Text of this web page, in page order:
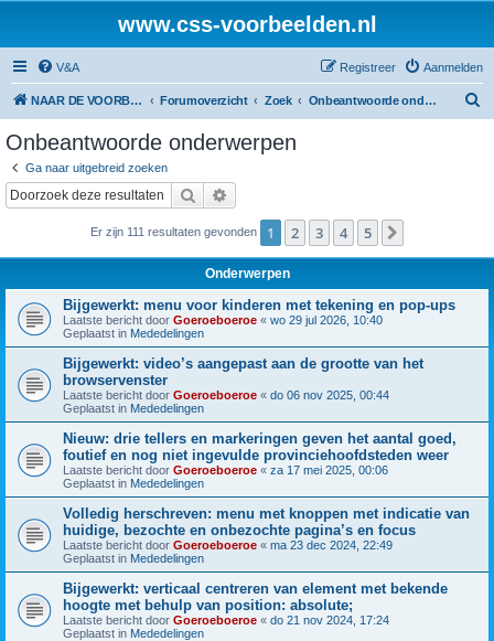
www.css-voorbeelden.nl
V&A Aanmelden
Registreer
NAAR DE VOORBEELDEN Forumoverzicht Zoek Onbeantwoorde onderwerpen
Onbeantwoorde onderwerpen
Ga naar uitgebreid zoeken
Zoek
Er zijn 111 resultaten gevonden 1 2 3 4 5
Onderwerpen
Bijgewerkt: menu voor kinderen met tekening en pop-ups
Laatste bericht door Goeroeboeroe « wo 29 jul 2026, 10:40
Geplaatst in Mededelingen
Bijgewerkt: video’s aangepast aan de grootte van het
browservenster
Laatste bericht door Goeroeboeroe « do 06 nov 2025, 00:44
Geplaatst in Mededelingen
Nieuw: drie tellers en markeringen geven het aantal goed,
foutief en nog niet ingevulde provinciehoofdsteden weer
Laatste bericht door Goeroeboeroe « za 17 mei 2025, 00:06
Geplaatst in Mededelingen
Volledig herschreven: menu met knoppen met indicatie van
huidige, bezochte en onbezochte pagina’s en focus
Laatste bericht door Goeroeboeroe « ma 23 dec 2024, 22:49
Geplaatst in Mededelingen
Bijgewerkt: verticaal centreren van element met bekende
hoogte met behulp van position: absolute;
Laatste bericht door Goeroeboeroe « do 21 nov 2024, 17:24
Geplaatst in Mededelingen